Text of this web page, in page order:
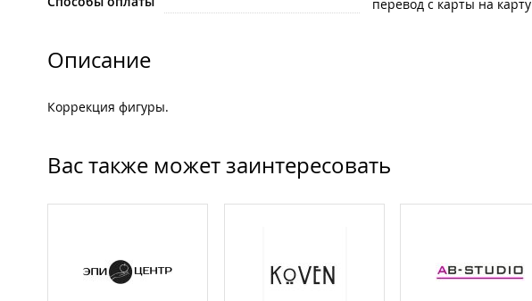
перевод с карты на карту
Описание
Коррекция фигуры.
Вас также может заинтересовать